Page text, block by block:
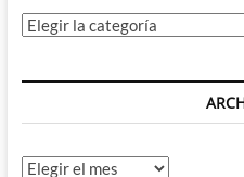
Categorías
Archivos